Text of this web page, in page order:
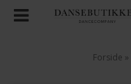
Forside »